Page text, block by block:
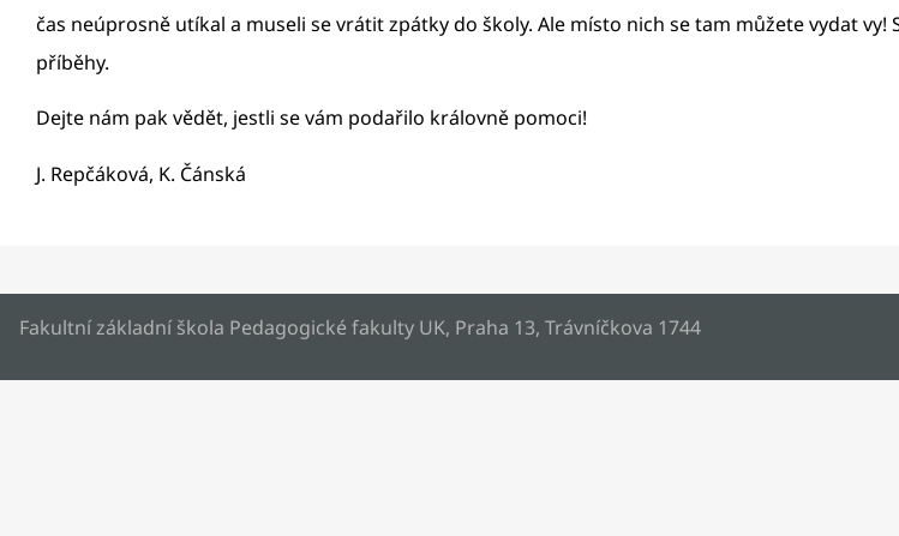
čas neúprosně utíkal a museli se vrátit zpátky do školy. Ale místo nich se tam můžete vydat vy!
příběhy.
Dejte nám pak vědět, jestli se vám podařilo královně pomoci!
J. Repčáková, K. Čánská
Fakultní základní škola Pedagogické fakulty UK, Praha 13, Trávníčkova 1744